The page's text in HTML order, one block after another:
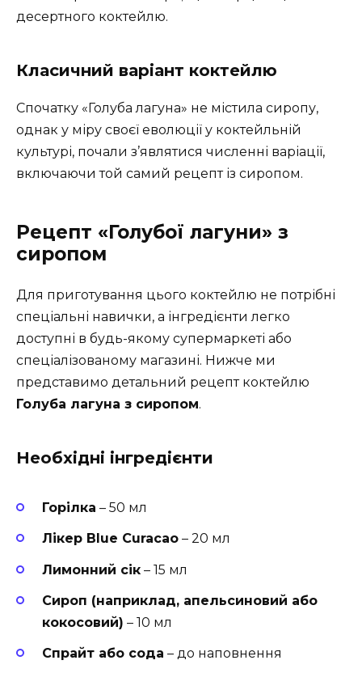
десертного коктейлю.
Класичний варіант коктейлю
Спочатку «Голуба лагуна» не містила сиропу,
однак у міру своєї еволюції у коктейльній
культурі, почали з’являтися численні варіації,
включаючи той самий рецепт із сиропом.
Рецепт «Голубої лагуни» з
сиропом
Для приготування цього коктейлю не потрібні
спеціальні навички, а інгредієнти легко
доступні в будь-якому супермаркеті або
спеціалізованому магазині. Нижче ми
представимо детальний рецепт коктейлю
Голуба лагуна з сиропом.
Необхідні інгредієнти
Горілка – 50 мл
Лікер Blue Curacao – 20 мл
Лимонний сік – 15 мл
Сироп (наприклад, апельсиновий або
кокосовий) – 10 мл
Спрайт або сода – до наповнення